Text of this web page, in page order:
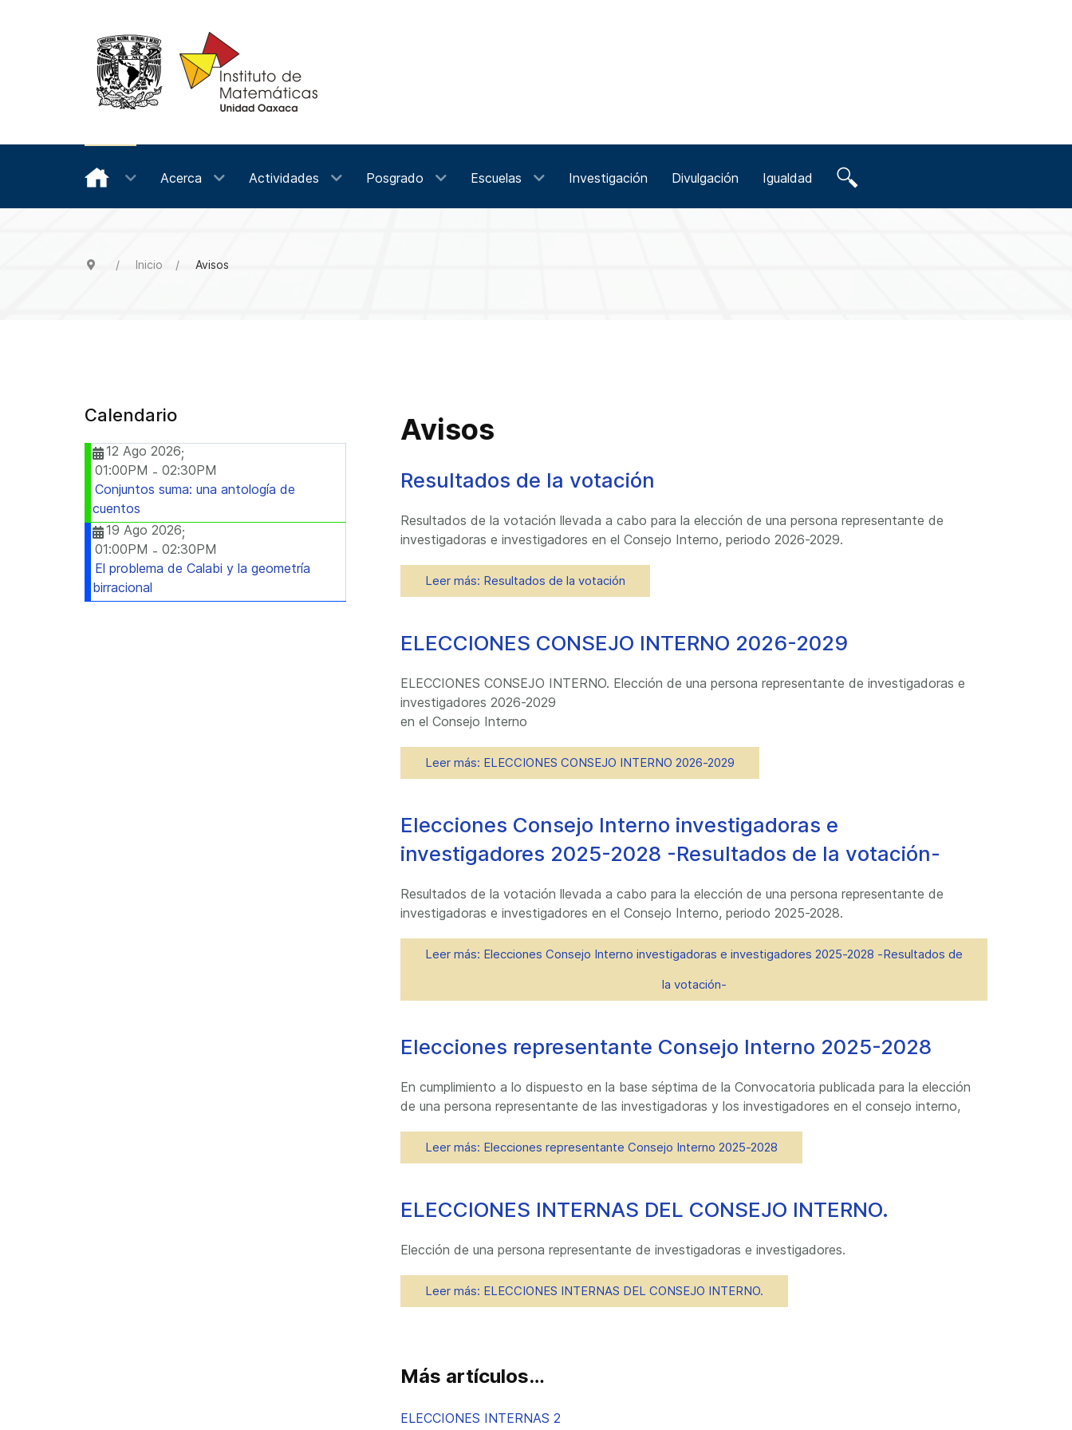
Acerca Actividades Posgrado Escuelas Investigación Divulgación Igualdad
Inicio Avisos
Calendario
12 Ago 2026;
01:00PM - 02:30PM
Conjuntos suma: una antología de
cuentos
19 Ago 2026;
01:00PM - 02:30PM
El problema de Calabi y la geometría
birracional
Avisos
Resultados de la votación
Resultados de la votación llevada a cabo para la elección de una persona representante de
investigadoras e investigadores en el Consejo Interno, periodo 2026-2029.
Leer más: Resultados de la votación
ELECCIONES CONSEJO INTERNO 2026-2029
ELECCIONES CONSEJO INTERNO. Elección de una persona representante de investigadoras e
investigadores 2026-2029
en el Consejo Interno
Leer más: ELECCIONES CONSEJO INTERNO 2026-2029
Elecciones Consejo Interno investigadoras e
investigadores 2025-2028 -Resultados de la votación-
Resultados de la votación llevada a cabo para la elección de una persona representante de
investigadoras e investigadores en el Consejo Interno, periodo 2025-2028.
Leer más: Elecciones Consejo Interno investigadoras e investigadores 2025-2028 -Resultados de
la votación-
Elecciones representante Consejo Interno 2025-2028
En cumplimiento a lo dispuesto en la base séptima de la Convocatoria publicada para la elección
de una persona representante de las investigadoras y los investigadores en el consejo interno,
Leer más: Elecciones representante Consejo Interno 2025-2028
ELECCIONES INTERNAS DEL CONSEJO INTERNO.
Elección de una persona representante de investigadoras e investigadores.
Leer más: ELECCIONES INTERNAS DEL CONSEJO INTERNO.
Más artículos…
ELECCIONES INTERNAS 2